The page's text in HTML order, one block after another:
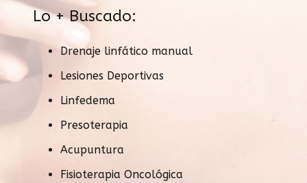
Lo + Buscado:
Drenaje linfático manual
Lesiones Deportivas
Linfedema
Presoterapia
Acupuntura
Fisioterapia Oncológica